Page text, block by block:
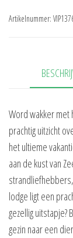
Artikelnummer:
Word wakker met
prachtig uitzicht
het ultieme
aan de kust van
lodge ligt een
gezellig uitstapje?
gezin naar een